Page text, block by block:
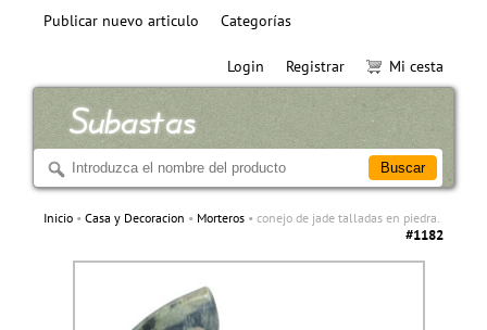
Publicar nuevo articulo Categorías
Login Registrar Mi cesta
Inicio Casa y Decoracion Morteros conejo de jade talladas en piedra.
#1182